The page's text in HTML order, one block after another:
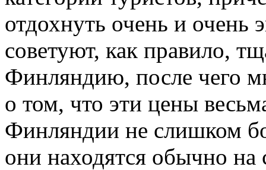
отдохнуть очень и очень
советуют, как правило,
Финляндию, после чего
о том, что эти цены
Финляндии не слишком
они находятся обычно на